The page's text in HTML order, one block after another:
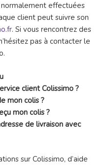
normalement effectuées
client peut suivre son
. Si vous rencontrez des
pas à contacter le
client Colissimo ?
mon colis ?
mon colis ?
de livraison avec
sur Colissimo, d’aide